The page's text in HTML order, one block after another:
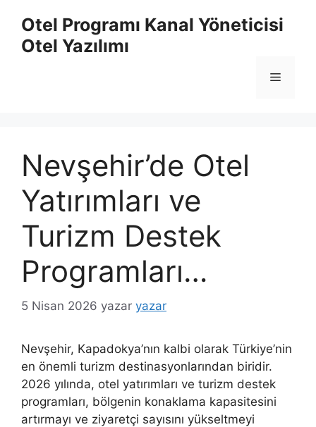
Otel Programı Kanal Yöneticisi
Otel Yazılımı
Menü
Nevşehir’de Otel
Yatırımları ve
Turizm Destek
Programları…
5 Nisan 2026 yazar yazar
Nevşehir, Kapadokya’nın kalbi olarak Türkiye’nin
en önemli turizm destinasyonlarından biridir.
2026 yılında, otel yatırımları ve turizm destek
programları, bölgenin konaklama kapasitesini
artırmayı ve ziyaretçi sayısını yükseltmeyi